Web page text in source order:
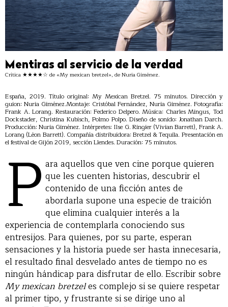
Mentiras al servicio de la verdad
Crítica ★★★★☆ de «My mexican bretzel», de Nuria Giménez.
España, 2019. Título original: My Mexican Bretzel. 75 minutos. Dirección y
guion: Nuria Giménez.Montaje: Cristóbal Fernández, Nuria Giménez. Fotografía:
Frank A. Lorang. Restauración: Federico Delpero. Música: Charles Mingus, Tod
Dockstader, Christina Kubisch, Polmo Polpo. Diseño de sonido: Jonathan Darch.
Producción: Nuria Giménez. Intérpretes: Ilse G. Ringier (Vivian Barrett), Frank A.
Lorang (Léon Barrett). Compañía distribuidora: Bretzel & Tequila. Presentación en
el festival de Gijón 2019, sección Llendes. Duración: 75 minutos.
P ara aquellos que ven cine porque quieren
que les cuenten historias, descubrir el
contenido de una ficción antes de
abordarla supone una especie de traición
que elimina cualquier interés a la
experiencia de contemplarla conociendo sus
entresijos. Para quienes, por su parte, esperan
sensaciones y la historia puede ser hasta innecesaria,
el resultado final desvelado antes de tiempo no es
ningún hándicap para disfrutar de ello. Escribir sobre
My mexican bretzeles complejo si se quiere respetar
al primer tipo, y frustrante si se dirige uno al